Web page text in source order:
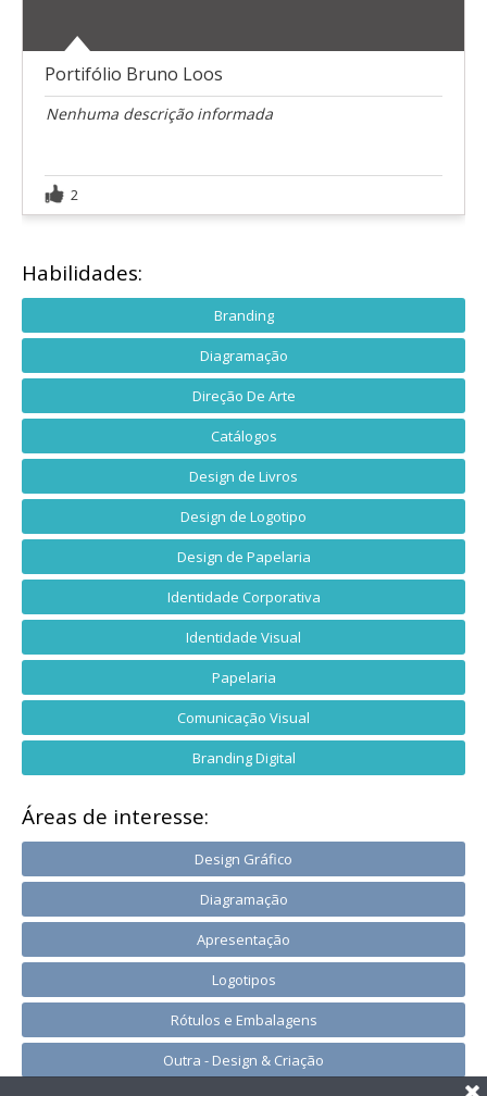
Portifólio Bruno Loos
Nenhuma descrição informada
2
Habilidades:
Branding
Diagramação
Direção De Arte
Catálogos
Design de Livros
Design de Logotipo
Design de Papelaria
Identidade Corporativa
Identidade Visual
Papelaria
Comunicação Visual
Branding Digital
Áreas de interesse:
Design Gráfico
Diagramação
Apresentação
Logotipos
Rótulos e Embalagens
Outra - Design & Criação